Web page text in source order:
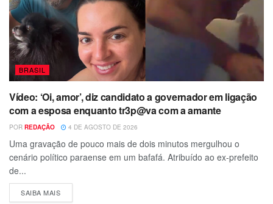
BRASIL
Vídeo: ‘Oi, amor’, diz candidato a governador em ligação
com a esposa enquanto tr3p@va com a amante
POR REDAÇÃO 4 DE AGOSTO DE 2026
Uma gravação de pouco mais de dois minutos mergulhou o
cenário político paraense em um bafafá. Atribuído ao ex-prefeito
de...
SAIBA MAIS